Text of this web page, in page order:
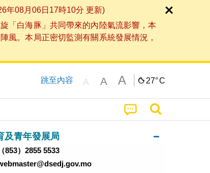
年08月06日17時10分 更新)
「白海豚」共同帶來的內陸氣流影響，本
風。本局正密切監測有關系統發展情況，
跳至內容 A A A 27°C
及青年發展局
（853）2855 5533